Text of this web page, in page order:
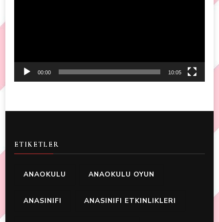
00:00 10:05
ETIKETLER
ANAOKULU ANAOKULU OYUN
ANASINIFI ANASINIFI ETKINLIKLERI